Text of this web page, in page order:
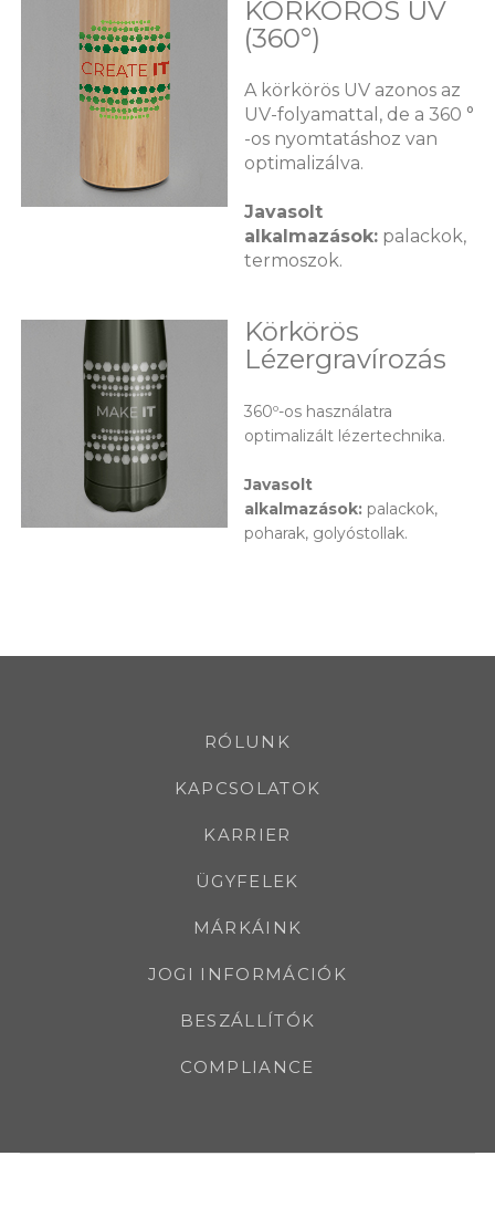
KÖRKÖRÖS UV
(360°)
A körkörös UV azonos az
UV-folyamattal, de a 360 °
-os nyomtatáshoz van
optimalizálva.
Javasolt
alkalmazások:palackok,
termoszok.
Körkörös
Lézergravírozás
360º-os használatra
optimalizált lézertechnika.
Javasolt
alkalmazások:palackok,
poharak, golyóstollak.
RÓLUNK
KAPCSOLATOK
KARRIER
ÜGYFELEK
MÁRKÁINK
JOGI INFORMÁCIÓK
BESZÁLLÍTÓK
COMPLIANCE